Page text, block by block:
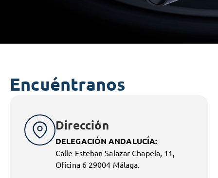
Encuéntranos
Dirección
DELEGACIÓN ANDALUCÍA:
Calle Esteban Salazar Chapela, 11,
Oficina 6 29004 Málaga.